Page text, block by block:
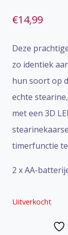
€14,99
Deze
zo identiek
hun soort op
echte
met een 3D
timerfunctie
2 x AA-
Uitverkocht